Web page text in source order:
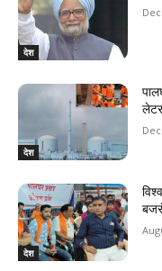
देश
देश
देश